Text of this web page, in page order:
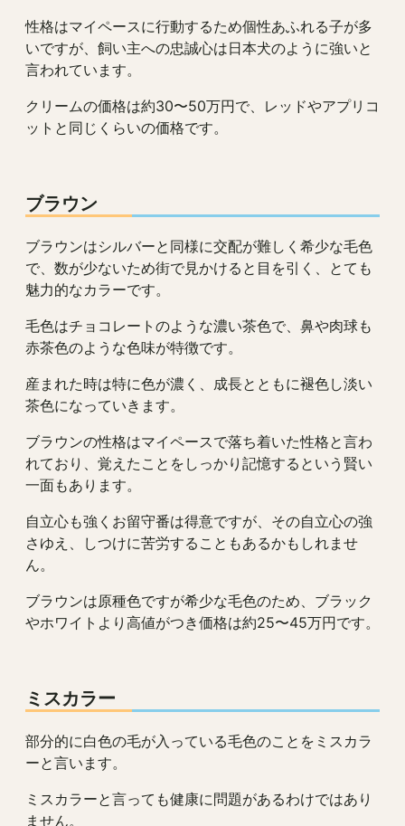
性格はマイペースに行動するため個性あふれる子が多
いですが、飼い主への忠誠心は日本犬のように強いと
言われています。
クリームの価格は約30〜50万円で、レッドやアプリコ
ットと同じくらいの価格です。
ブラウン
ブラウンはシルバーと同様に交配が難しく希少な毛色
で、数が少ないため街で見かけると目を引く、とても
魅力的なカラーです。
毛色はチョコレートのような濃い茶色で、鼻や肉球も
赤茶色のような色味が特徴です。
産まれた時は特に色が濃く、成長とともに褪色し淡い
茶色になっていきます。
ブラウンの性格はマイペースで落ち着いた性格と言わ
れており、覚えたことをしっかり記憶するという賢い
一面もあります。
自立心も強くお留守番は得意ですが、その自立心の強
さゆえ、しつけに苦労することもあるかもしれませ
ん。
ブラウンは原種色ですが希少な毛色のため、ブラック
やホワイトより高値がつき価格は約25〜45万円です。
ミスカラー
部分的に白色の毛が入っている毛色のことをミスカラ
ーと言います。
ミスカラーと言っても健康に問題があるわけではあり
ません。